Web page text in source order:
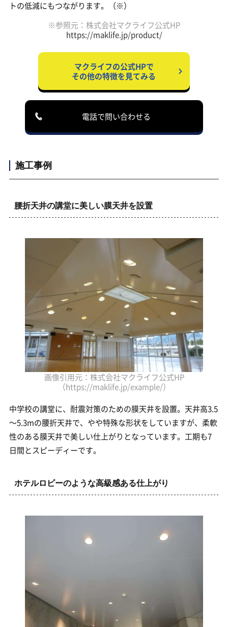
トの低減にもつながります。（※）
※参照元：株式会社マクライフ公式HP
https://maklife.jp/product/
マクライフの公式HPで
その他の特徴を見てみる
電話で問い合わせる
施工事例
腰折天井の講堂に美しい膜天井を設置
画像引用元：株式会社マクライフ公式HP
（https://maklife.jp/example/）
中学校の講堂に、耐震対策のための膜天井を設置。天井高3.5
～5.3mの腰折天井で、やや特殊な形状をしていますが、柔軟
性のある膜天井で美しい仕上がりとなっています。工期も7
日間とスピーディーです。
ホテルロビーのような高級感ある仕上がり